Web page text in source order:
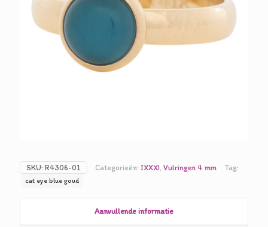
SKU: R4306-01 Categorieën: IXXXI, Vulringen 4 mm Tag:
cat eye blue goud
Aanvullende informatie